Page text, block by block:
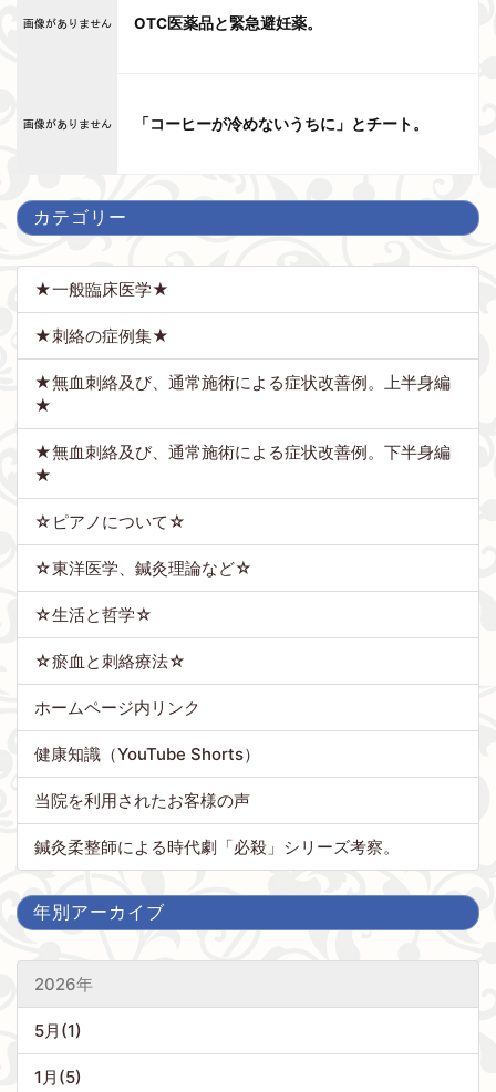
OTC医薬品と緊急避妊薬。
「コーヒーが冷めないうちに」とチート。
カテゴリー
★一般臨床医学★
★刺絡の症例集★
★無血刺絡及び、通常施術による症状改善例。上半身編
★
★無血刺絡及び、通常施術による症状改善例。下半身編
★
☆ピアノについて☆
☆東洋医学、鍼灸理論など☆
☆生活と哲学☆
☆瘀血と刺絡療法☆
ホームページ内リンク
健康知識（YouTube Shorts）
当院を利用されたお客様の声
鍼灸柔整師による時代劇「必殺」シリーズ考察。
年別アーカイブ
2026年
5月(1)
1月(5)